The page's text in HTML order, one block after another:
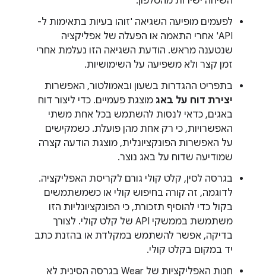
לפעמים מופיעה השגיאה 'זוהו בעיות בתאימות ל-
API' אחרי התאמה או הפעלה של אפליקציה
שנטענה מראש. הודעת השגיאה הזו נעלמת אחרי
זמן קצר ולא משפיעה על השימושיות.
בתפריט ההגדרות בשעון ובאמולטור, האפשרות
יצירת דוח על באג מוצגת פעמיים. כדי ליצור דוח
באגים, כדאי לנסות להשתמש בכל אחת משתי
האפשרויות, כי רק אחת מהן פועלת. כשמקישים
על האפשרות הפונקציונלית, מוצגת הודעה קצרה
שמודיעה שדוח על באג נוצר.
בגרסה לסין, קלט קולי גורם לקריסת האפליקציה.
לדוגמה, זה קורה בחיפוש קולי או כשמשתמשים
בקול כדי להוסיף תזכורת, כי הפונקציונליות הזו
משתמשת בממשקי API של קלט קולי. לצורך
בדיקה, אפשר להשתמש במקלדת או בהזנת כתב
יד במקום בקלט קולי.
חנות האפליקציות של Wear בגרסה הסינית לא